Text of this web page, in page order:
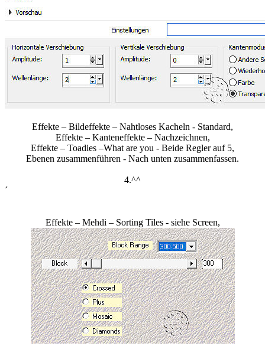
Effekte – Bildeffekte – Nahtloses Kacheln - Standard,
Effekte – Kanteneffekte – Nachzeichnen,
Effekte – Toadies –What are you - Beide Regler auf 5,
Ebenen zusammenführen - Nach unten zusammenfassen.
4.^^
´
Effekte – Mehdi – Sorting Tiles - siehe Screen,